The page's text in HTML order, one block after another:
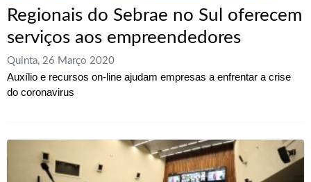
Regionais do Sebrae no Sul oferecem
serviços aos empreendedores
Quinta, 26 Março 2020
Auxílio e recursos on-line ajudam empresas a enfrentar a crise
do coronavirus